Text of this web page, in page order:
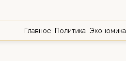
Главное Политика Экономика